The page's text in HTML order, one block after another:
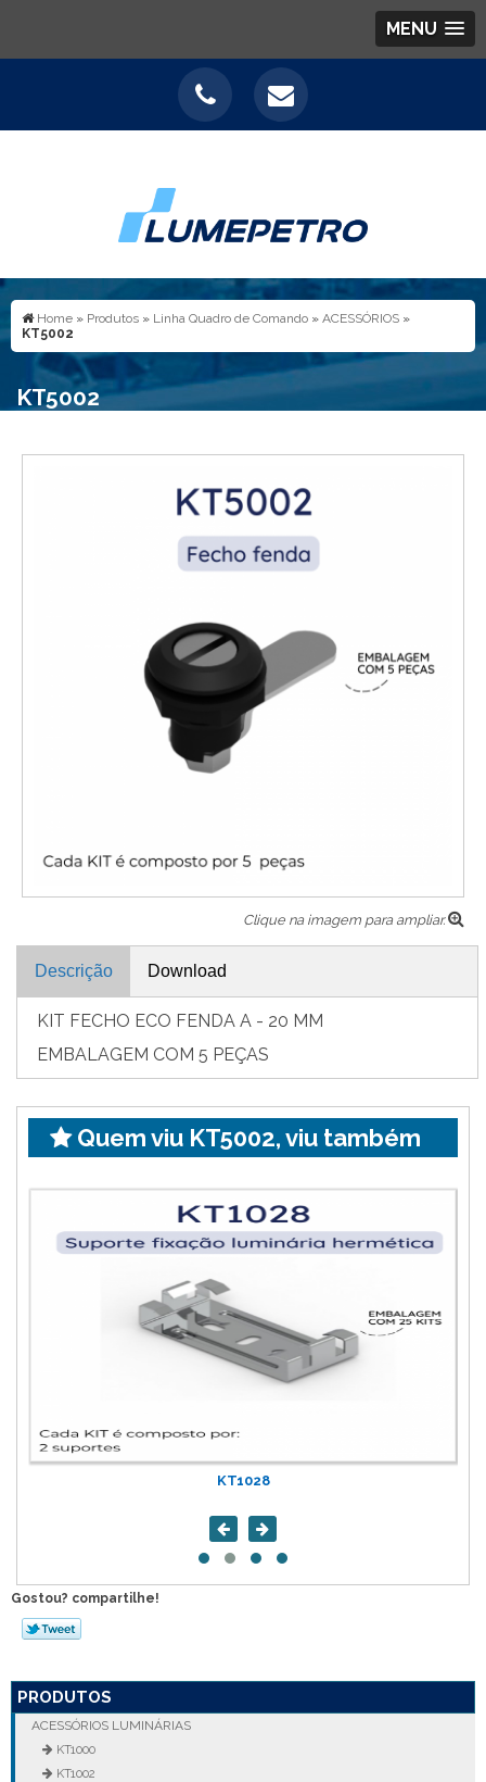
MENU
Home » Produtos » Linha Quadro de Comando » ACESSÓRIOS »
KT5002
KT5002
Clique na imagem para ampliar.
Descrição Download
KIT FECHO ECO FENDA A - 20 MM
EMBALAGEM COM 5 PEÇAS
Quem viu KT5002, viu também
KT1028
Gostou? compartilhe!
PRODUTOS
ACESSÓRIOS LUMINÁRIAS
KT1000
KT1002